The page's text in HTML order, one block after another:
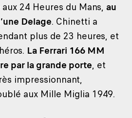
24 Heures du Mans, au
Delage. Chinetti a
plus de 23 heures, et
La Ferrari 166 MM
par la grande porte, et
impressionnant,
aux Mille Miglia 1949.